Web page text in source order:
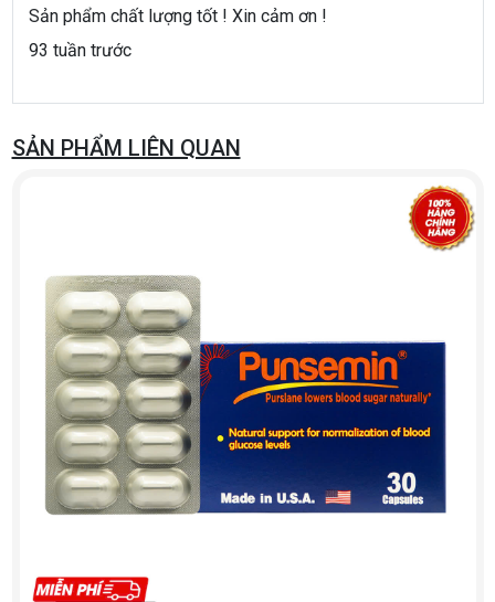
Sản phẩm chất lượng tốt ! Xin cảm ơn !
93 tuần trước
SẢN PHẨM LIÊN QUAN